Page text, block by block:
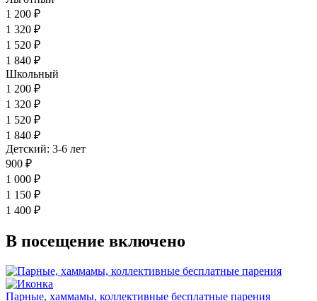
1 200 ₽
1 320 ₽
1 520 ₽
1 840 ₽
Школьный
1 200 ₽
1 320 ₽
1 520 ₽
1 840 ₽
Детский: 3-6 лет
900 ₽
1 000 ₽
1 150 ₽
1 400 ₽
В посещение включено
Парные, хаммамы, коллективные бесплатные парения